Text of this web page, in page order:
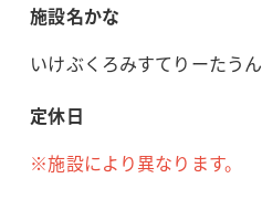
施設名かな
いけぶくろみすてりーたうん
定休日
※施設により異なります。